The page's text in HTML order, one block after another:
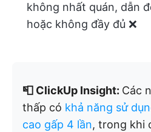
không nhất quán, dẫn
hoặc không đầy đủ ❌
📮 ClickUp Insight: Các
thấp có khả năng sử
cao gấp 4 lần, trong khi